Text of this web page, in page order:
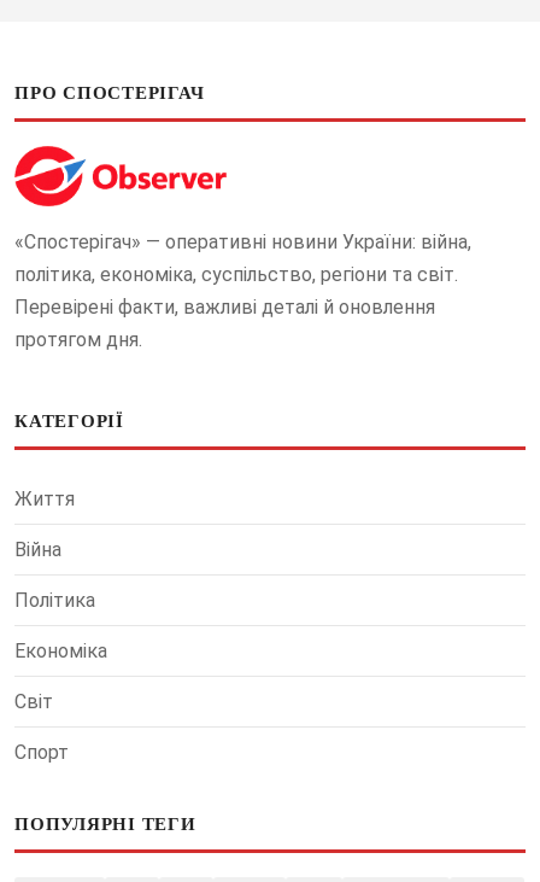
ПРО СПОСТЕРІГАЧ
«Спостерігач» — оперативні новини України: війна,
політика, економіка, суспільство, регіони та світ.
Перевірені факти, важливі деталі й оновлення
протягом дня.
КАТЕГОРІЇ
Життя
Війна
Політика
Економіка
Світ
Спорт
ПОПУЛЯРНІ ТЕГИ